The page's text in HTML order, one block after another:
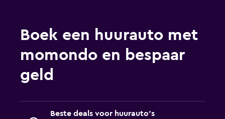
Boek een huurauto met
momondo en bespaar
geld
Beste deals voor huurauto's